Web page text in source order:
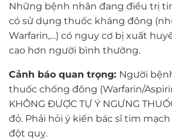
Những bệnh nhân đang điều trị
có sử dụng thuốc kháng đông
Warfarin,…) có nguy cơ bị xuất
cao hơn người bình thường.
Cảnh báo quan trọng: Người
thuốc chống đông (Warfarin/
KHÔNG ĐƯỢC TỰ Ý NGƯNG
đỏ. Phải hỏi ý kiến bác sĩ tim
đột quỵ.